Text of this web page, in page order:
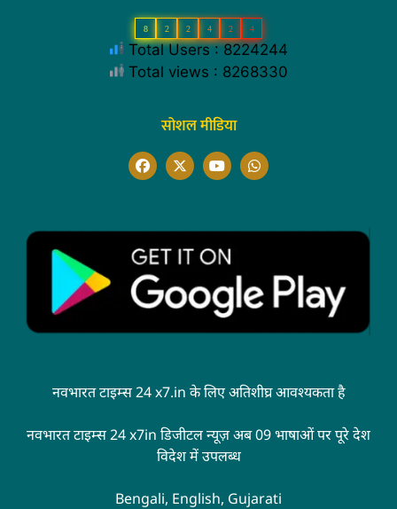
8 2 2 4 2 4
Total Users : 8224244
Total views : 8268330
सोशल मीडिया
नवभारत टाइम्स 24 x7.in के लिए अतिशीघ्र आवश्यकता है
नवभारत टाइम्स 24 x7in डिजीटल न्यूज़ अब 09 भाषाओं पर पूरे देश
विदेश में उपलब्ध
Bengali, English, Gujarati